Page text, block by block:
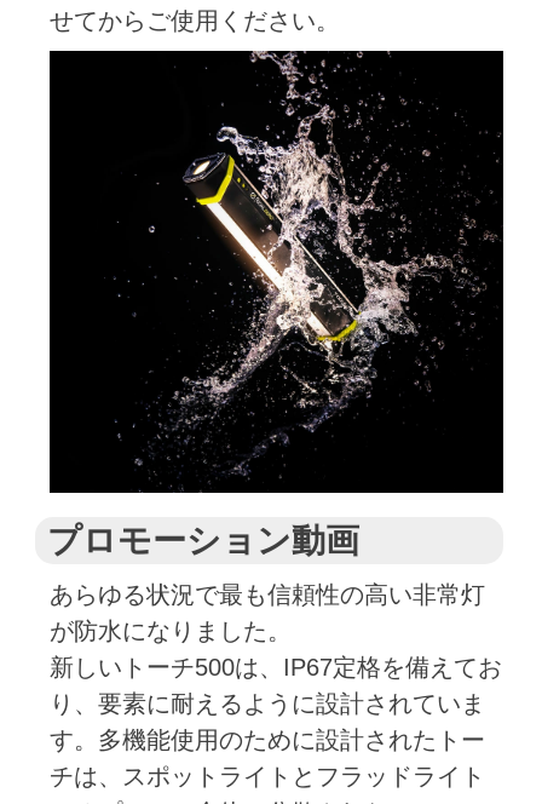
せてからご使用ください。
プロモーション動画
あらゆる状況で最も信頼性の高い非常灯
が防水になりました。
新しいトーチ500は、IP67定格を備えてお
り、要素に耐えるように設計されていま
す。多機能使用のために設計されたトー
チは、スポットライトとフラッドライト